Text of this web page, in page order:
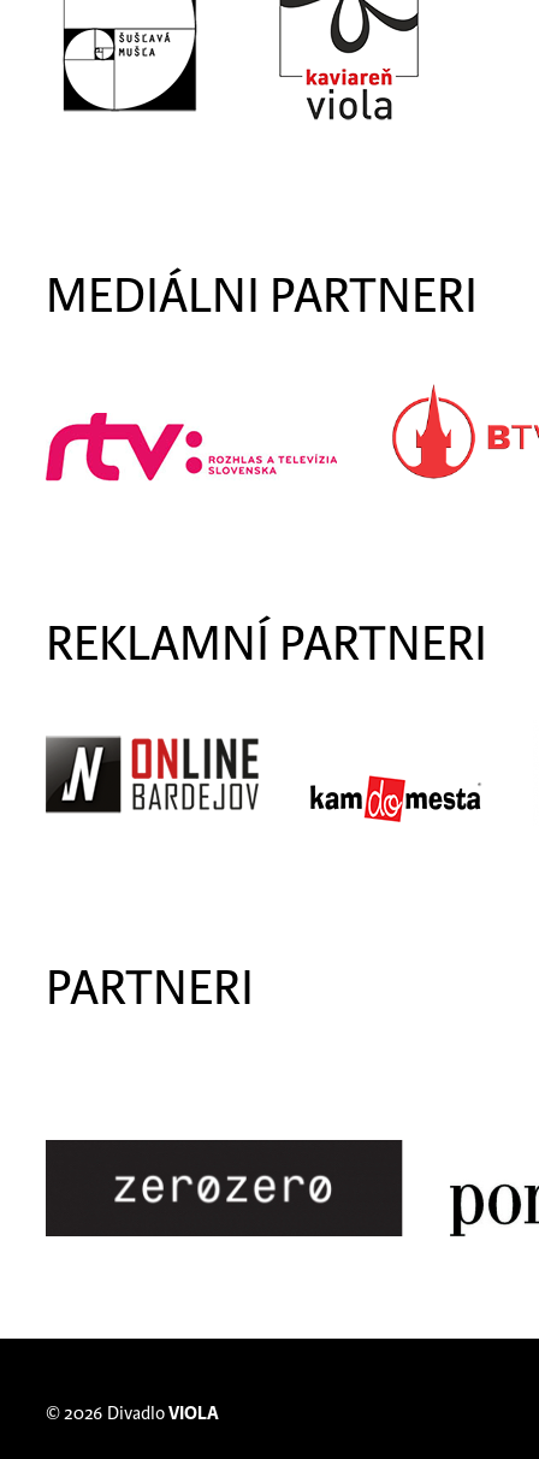
MEDIÁLNI PARTNERI
REKLAMNÍ PARTNERI
PARTNERI
© 2026 DivadloVIOLA